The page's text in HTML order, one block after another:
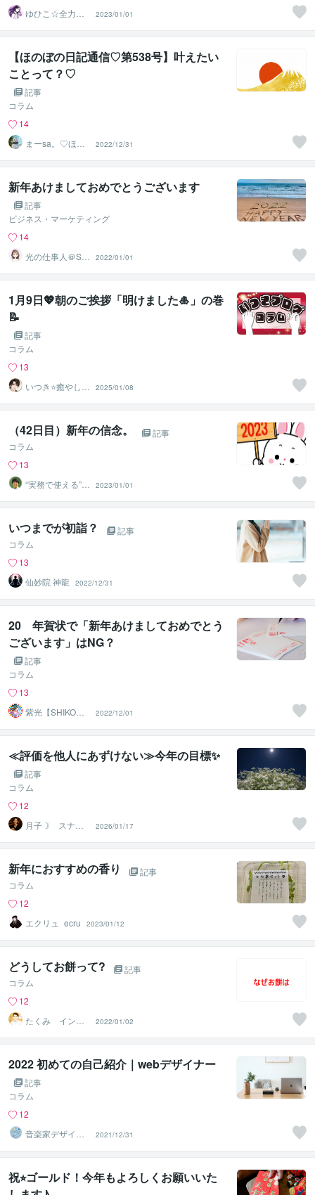
ゆひこ☆全力投
球心全開放サポ
ーター
2023/01/01
【ほのぼの日記通信♡第538号】叶えたい
ことって？♡
記事
コラム
14
まーsa。♡ほの
ぼのブログ毎日
配信♡
2022/12/31
新年あけましておめでとうございます
記事
ビジネス・マーケティング
14
光の仕事人＠SA
CHIKO
2022/01/01
1月9日💖朝のご挨拶「明けました🎍」の巻
📝
記事
コラム
13
いつき⭐️癒やし声
のお話相手
2025/01/08
（42日目）新年の信念。
記事
コラム
13
“実務で使える”改
善パートナー／
かめきち
2023/01/01
いつまでが初詣？
記事
コラム
13
仙妙院 神龍
2022/12/31
20 年賀状で「新年あけましておめでとう
ございます」はNG？
記事
コラム
13
紫光【SHIKO】
遠隔透視鑑定士
2022/12/01
≪評価を他人にあずけない≫今年の目標✨
記事
コラム
12
月子☽ スナッ
ク灯（あかり）
2026/01/17
新年におすすめの香り
記事
コラム
12
エクリュ_ecru
2023/01/12
どうしてお餅って?
記事
コラム
12
たくみ インキ
ャだけどリア充
2022/01/02
2022 初めての自己紹介｜webデザイナー
記事
コラム
12
音楽家デザイン
｜studio38
2021/12/31
祝⭐︎ゴールド！今年もよろしくお願いいた